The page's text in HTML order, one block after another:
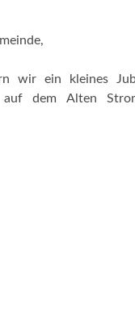
wir ein kleines
auf dem Alten